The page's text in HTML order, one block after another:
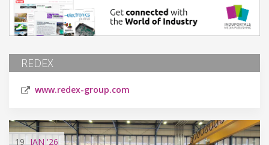
REDEX
www.redex-group.com
19 JAN '26